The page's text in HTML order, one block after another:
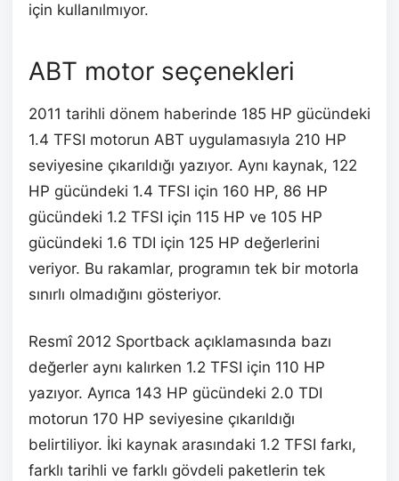
için kullanılmıyor.
ABT motor seçenekleri
2011 tarihli dönem haberinde 185 HP gücündeki
1.4 TFSI motorun ABT uygulamasıyla 210 HP
seviyesine çıkarıldığı yazıyor. Aynı kaynak, 122
HP gücündeki 1.4 TFSI için 160 HP, 86 HP
gücündeki 1.2 TFSI için 115 HP ve 105 HP
gücündeki 1.6 TDI için 125 HP değerlerini
veriyor. Bu rakamlar, programın tek bir motorla
sınırlı olmadığını gösteriyor.
Resmî 2012 Sportback açıklamasında bazı
değerler aynı kalırken 1.2 TFSI için 110 HP
yazıyor. Ayrıca 143 HP gücündeki 2.0 TDI
motorun 170 HP seviyesine çıkarıldığı
belirtiliyor. İki kaynak arasındaki 1.2 TFSI farkı,
farklı tarihli ve farklı gövdeli paketlerin tek